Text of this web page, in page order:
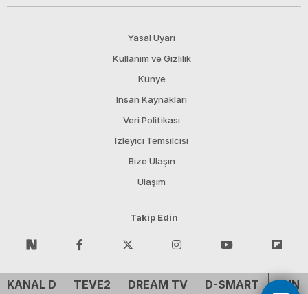
Yasal Uyarı
Kullanım ve Gizlilik
Künye
İnsan Kaynakları
Veri Politikası
İzleyici Temsilcisi
Bize Ulaşın
Ulaşım
Takip Edin
KANAL D TEVE2 DREAM TV D-SMART CNN